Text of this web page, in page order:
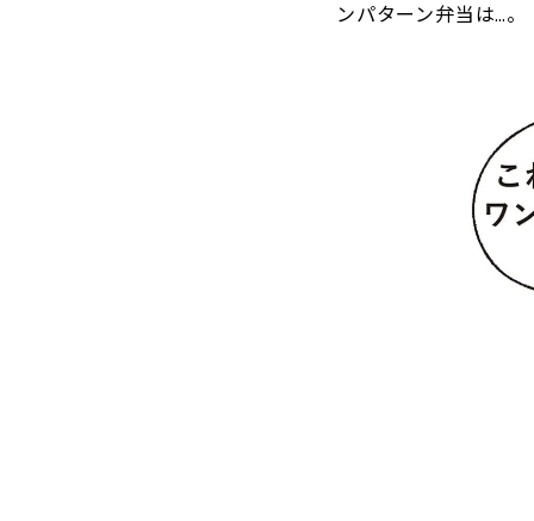
ンパターン弁当は…。